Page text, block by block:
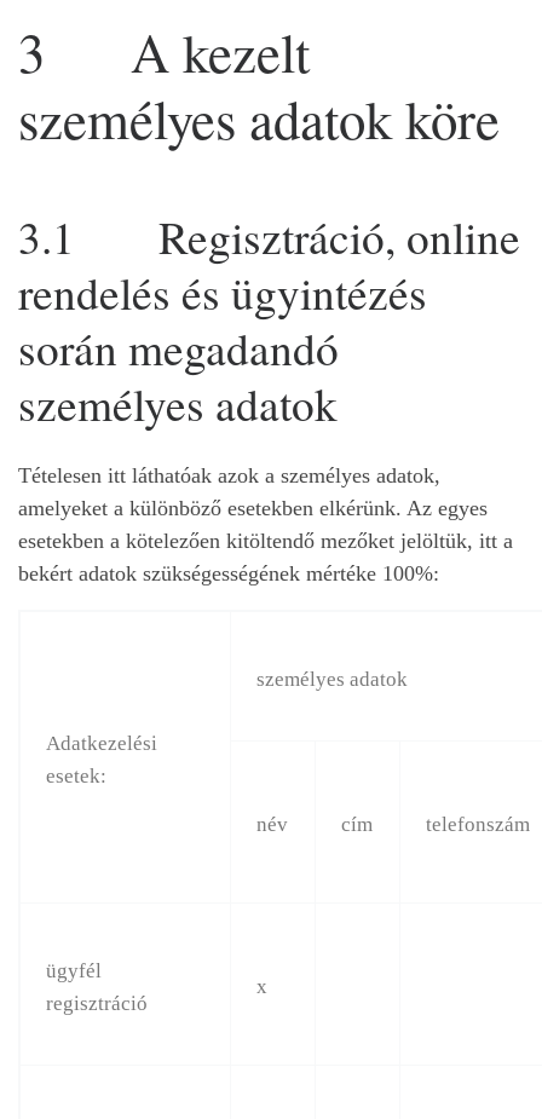
3 A kezelt
személyes adatok köre
3.1 Regisztráció, online
rendelés és ügyintézés
során megadandó
személyes adatok
Tételesen itt láthatóak azok a személyes adatok,
amelyeket a különböző esetekben elkérünk. Az egyes
esetekben a kötelezően kitöltendő mezőket jelöltük, itt a
bekért adatok szükségességének mértéke 100%:
Adatkezelési
esetek:
személyes adatok
név cím telefonszám
ügyfél
regisztráció
x